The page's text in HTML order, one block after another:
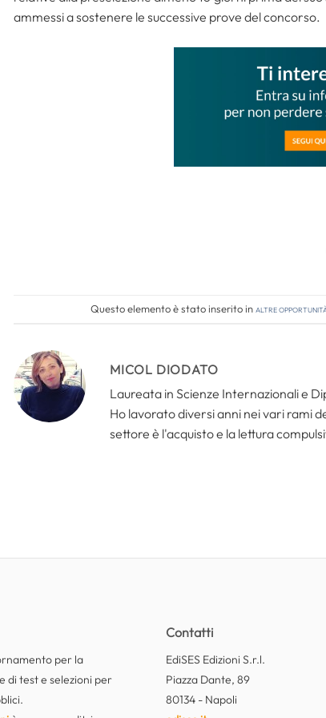
ammessi a sostenere le successive prove del concorso.
Questo elemento è stato inserito in Altre
MICOL DIODATO
Laureata in Scienze Internazionali e
Ho lavorato diversi anni nei vari rami
settore è l'acquisto e la lettura
per la
di test e selezioni per
Contatti
EdiSES Edizioni S.r.l.
Piazza Dante, 89
80134 - Napoli